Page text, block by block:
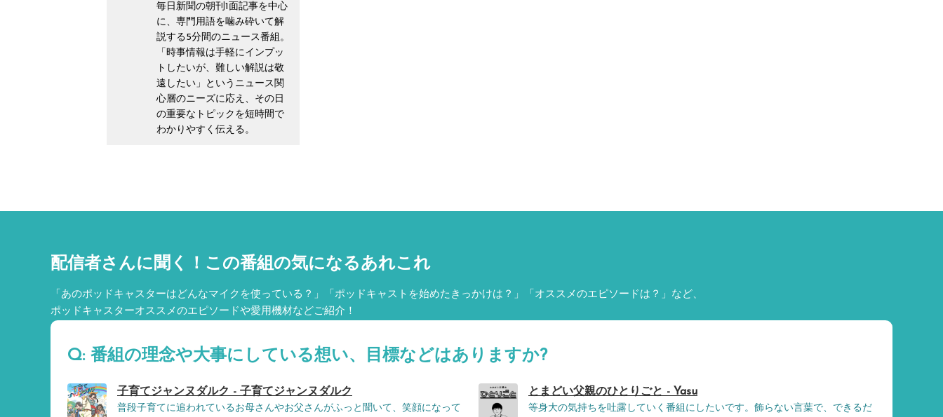
毎日新聞の朝刊1面記事を中心
に、専門用語を噛み砕いて解
説する5分間のニュース番組。
「時事情報は手軽にインプッ
トしたいが、難しい解説は敬
遠したい」というニュース関
心層のニーズに応え、その日
の重要なトピックを短時間で
わかりやすく伝える。
配信者さんに聞く！ この番組の気になるあれこれ
「あのポッドキャスターはどんなマイクを使っている？」「ポッドキャストを始めたきっかけは？」「オススメのエピソードは？」など、
ポッドキャスターオススメのエピソードや愛用機材などご紹介！
Q: 番組の理念や大事にしている想い、目標などはありますか?
子育てジャンヌダルク - 子育てジャンヌダルク
普段子育てに追われているお母さんやお父さんがふっと聞いて、笑顔になって
とまどい父親のひとりごと - Yasu
等身大の気持ちを吐露していく番組にしたいです。飾らない言葉で、できるだ